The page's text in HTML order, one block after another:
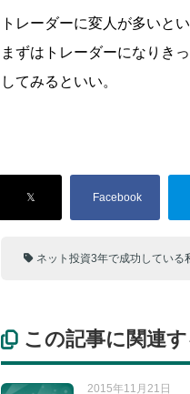
トレーダーに変人が多いと
まずはトレーダーになりき
してみるといい。
ネット投資3年で成功している
この記事に関連
2015年11月21日